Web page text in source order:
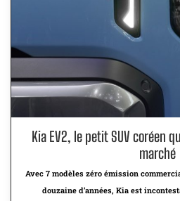
Kia EV2, le petit SUV coréen
marché
Avec 7 modèles zéro émission
douzaine d’années, Kia est